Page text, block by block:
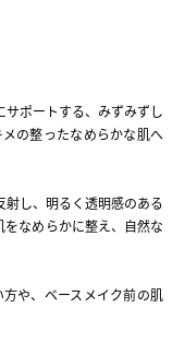
ポートする、みずみずし
の整ったなめらかな肌へ
し、明るく透明感のある
なめらかに整え、自然な
や、ベースメイク前の肌